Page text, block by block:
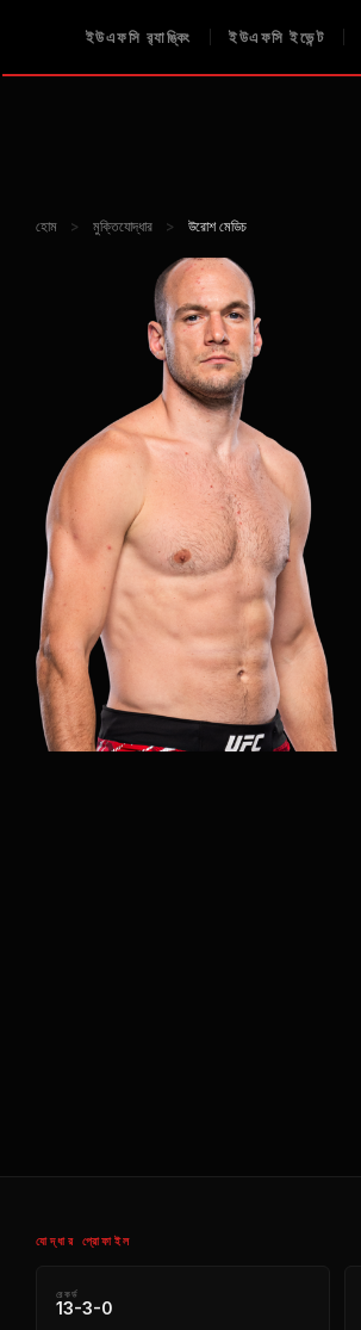
ইউএফসি র‍্যাঙ্কিং ইউএফসি ইভেন্ট
হোম > মুক্তিযোদ্ধার > উরোশ মেডিচ
যোদ্ধার প্রোফাইল
রেকর্ড
13-3-0